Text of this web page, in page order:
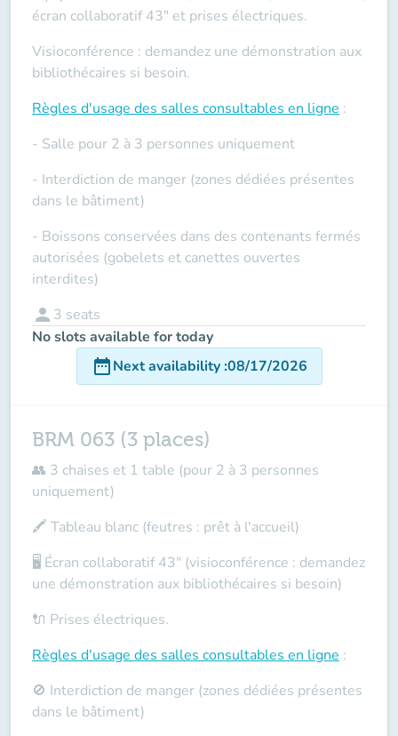
écran collaboratif 43" et prises électriques.
Visioconférence : demandez une démonstration aux
bibliothécaires si besoin.
Règles d'usage des salles consultables en ligne :
- Salle pour 2 à 3 personnes uniquement
- Interdiction de manger (zones dédiées présentes
dans le bâtiment)
- Boissons conservées dans des contenants fermés
autorisées (gobelets et canettes ouvertes
interdites)
person 3 seats
No slots available for today
date_rangeNext availability:08/17/2026
BRM 063 (3 places)
👥 3 chaises et 1 table (pour 2 à 3 personnes
uniquement)
🖍️ Tableau blanc (feutres : prêt à l'accueil)
🖥️ Écran collaboratif 43" (visioconférence : demandez
une démonstration aux bibliothécaires si besoin)
🔌 Prises électriques.
Règles d'usage des salles consultables en ligne :
🚫 Interdiction de manger (zones dédiées présentes
dans le bâtiment)